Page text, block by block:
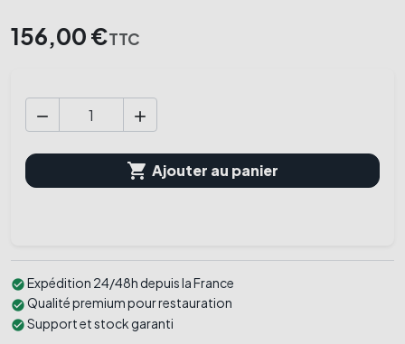
156,00 €TTC
check_circleExpédition 24/48h depuis la France
check_circleQualité premium pour restauration
check_circleSupport et stock garanti
 
 Ajouter au panier